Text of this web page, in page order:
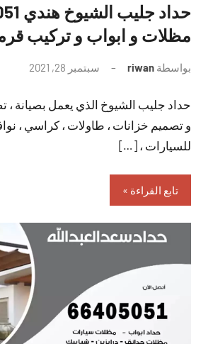
مظلات و ابواب و تركيب
بواسطة riwan سبتمبر 28, 2021
حداد جليب الشيوخ الذي يعمل بصيانة ،
و تصميم خزانات ، طاولات ، كراسي ،
للسيارات ، […]
تابع القراءة